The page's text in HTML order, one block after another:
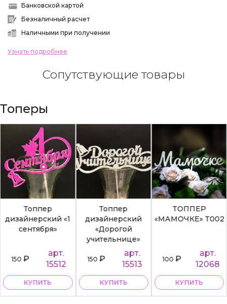
Банковской картой
Безналичный расчет
Наличными при получении
Узнать подробнее
Сопутствующие товары
Топеры
Топпер
дизайнерский «1
сентября»
150₽
арт.
15512
КУПИТЬ
Топпер
дизайнерский
«Дорогой
учительнице»
150₽
арт.
15513
КУПИТЬ
ТОППЕР
«МАМОЧКЕ» Т002
100₽
арт.
12068
КУПИТЬ